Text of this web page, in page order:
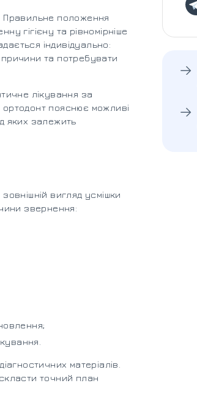
Правильне положення
гігієну та рівномірніше
індивідуально:
причини та потребувати
лікування за
пояснює можливі
яких залежить
вигляд усмішки
звернення:
матеріалів.
точний план